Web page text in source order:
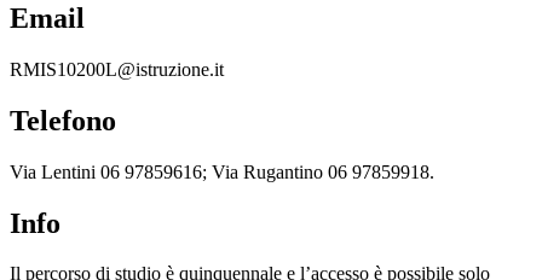
Email
RMIS10200L@istruzione.it
Telefono
Via Lentini 06 97859616; Via Rugantino 06 97859918.
Info
Il percorso di studio è quinquennale e l’accesso è possibile solo